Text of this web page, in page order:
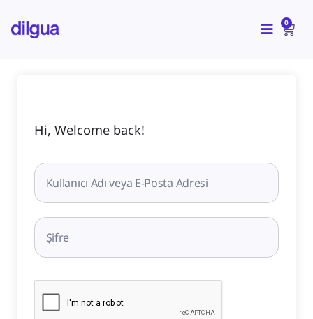
atla
0
Hi, Welcome back!